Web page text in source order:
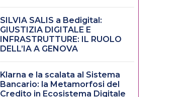
SILVIA SALIS a Bedigital:
GIUSTIZIA DIGITALE E
INFRASTRUTTURE: IL RUOLO
DELL’IA A GENOVA
Klarna e la scalata al Sistema
Bancario: la Metamorfosi del
Credito in Ecosistema Digitale